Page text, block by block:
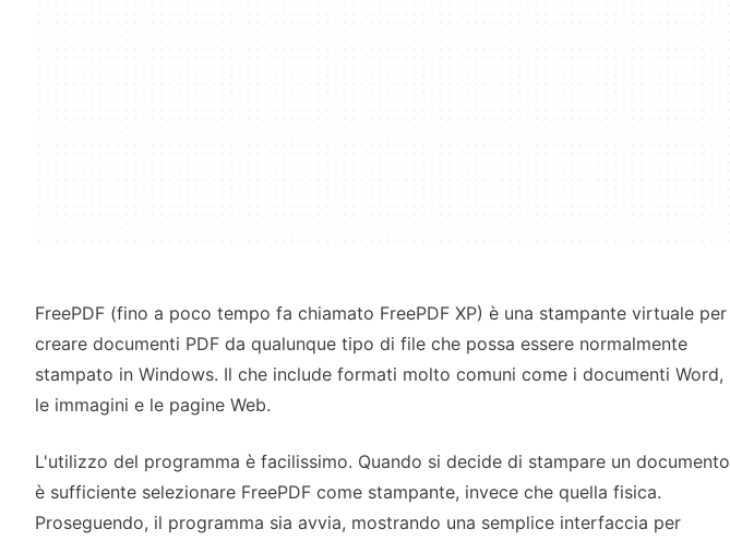
FreePDF (fino a poco tempo fa chiamato FreePDF XP) è una stampante virtuale per
creare documenti PDF da qualunque tipo di file che possa essere normalmente
stampato in Windows. Il che include formati molto comuni come i documenti Word,
le immagini e le pagine Web.
L'utilizzo del programma è facilissimo. Quando si decide di stampare un documento
è sufficiente selezionare FreePDF come stampante, invece che quella fisica.
Proseguendo, il programma sia avvia, mostrando una semplice interfaccia per